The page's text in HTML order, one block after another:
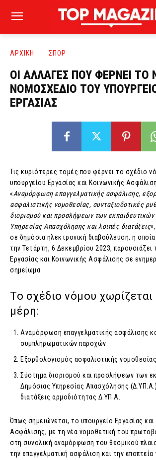
ΑΡΧΙΚΗ ΣΠΟΡ
ΟΙ ΑΛΛΑΓΕΣ ΠΟΥ ΦΕΡΝΕΙ ΤΟ
ΝΟΜΟΣΧΕΔΙΟ ΤΟΥ
ΕΡΓΑΣΙΑΣ
Τις κυριότερες τομές που φέρνει το σχέδιο
υπουργείου Εργασίας και Κοινωνικής
«Αναμόρφωση επαγγελματικής ασφάλισης,
ασφαλιστικής νομοθεσίας, συνταξιοδοτικές
διορισμού και προσλήψεων των
Υπηρεσίας Απασχόλησης και λοιπές διατάξεις
σε δημόσια ηλεκτρονική διαβούλευση, η
την Τετάρτη, 6 Δεκεμβρίου 2023, παρουσιάζει
Εργασίας και Κοινωνικής Ασφάλισης σε
σημείωμα.
Το σχέδιο νόμου χωρίζεται
μέρη:
Αναμόρφωση επαγγελματικής ασφάλισης
συμπληρωματικών παροχών
Εξορθολογισμός ασφαλιστικής νομοθεσίας
Σύστημα διορισμού και προσλήψεων των
Δημόσιας Υπηρεσίας Απασχόλησης (Δ.ΥΠ.Α.)
διατάξεις αρμοδιότητας Δ.ΥΠ.Α.
Όπως σημειώνεται, το υπουργείο Εργασίας και
Ασφάλισης, με τη νέα νομοθετική του
στη συνολική αναμόρφωση του θεσμικού
την επαγγελματική ασφάλιση και την